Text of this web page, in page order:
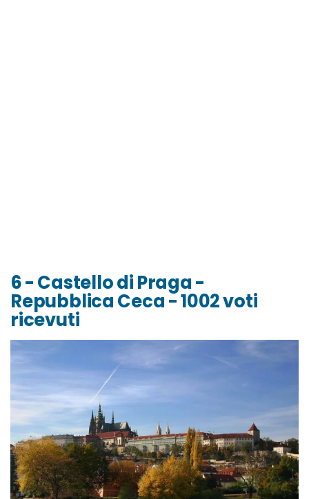
6 - Castello di Praga -
Repubblica Ceca - 1002 voti
ricevuti